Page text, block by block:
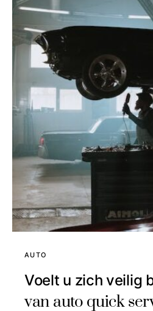
AUTO
Voelt u zich veilig
van auto quick